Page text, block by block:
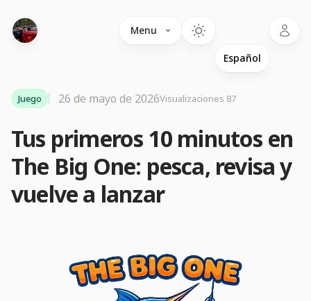
Menu
Tus primeros 10 minutos en
The Big One: pesca, revisa y
vuelve a lanzar
Juego 26 de mayo de 2026Visualizaciones 87